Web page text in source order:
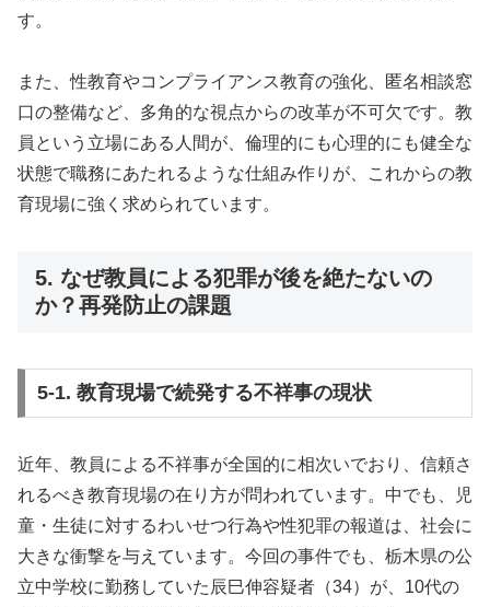
す。
また、性教育やコンプライアンス教育の強化、匿名相談窓
口の整備など、多角的な視点からの改革が不可欠です。教
員という立場にある人間が、倫理的にも心理的にも健全な
状態で職務にあたれるような仕組み作りが、これからの教
育現場に強く求められています。
5. なぜ教員による犯罪が後を絶たないの
か？再発防止の課題
5-1. 教育現場で続発する不祥事の現状
近年、教員による不祥事が全国的に相次いでおり、信頼さ
れるべき教育現場の在り方が問われています。中でも、児
童・生徒に対するわいせつ行為や性犯罪の報道は、社会に
大きな衝撃を与えています。今回の事件でも、栃木県の公
立中学校に勤務していた辰巳伸容疑者（34）が、10代の